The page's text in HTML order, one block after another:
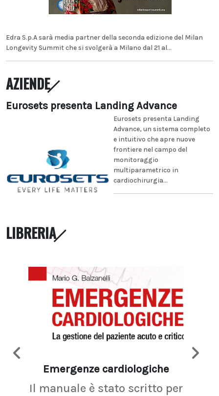
Edra S.p.A sarà media partner della seconda edizione del Milan
Longevity Summit che si svolgerà a Milano dal 21 al...
AZIENDE
Eurosets presenta Landing Advance
Eurosets presenta Landing
Advance, un sistema completo
e intuitivo che apre nuove
frontiere nel campo del
monitoraggio
multiparametrico in
cardiochirurgia...
LIBRERIA
Emergenze cardiologiche
Il manuale è stato scritto per